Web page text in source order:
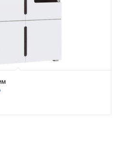
Диапазон